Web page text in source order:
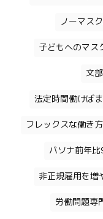
ノーマス
子どもへのマス
文
法定時間働けば
フレックスな働き
パソナ前年
非正規雇用を増
労働問題専